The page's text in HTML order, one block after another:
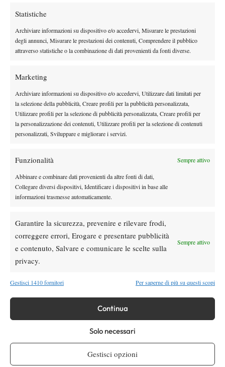
Statistiche
Archiviare informazioni su dispositivo e/o accedervi, Misurare le prestazioni
degli annunci, Misurare le prestazioni dei contenuti, Comprendere il pubblico
attraverso statistiche o la combinazione di dati provenienti da fonti diverse.
Marketing
Archiviare informazioni su dispositivo e/o accedervi, Utilizzare dati limitati per
la selezione della pubblicità, Creare profili per la pubblicità personalizzata,
Utilizzare profili per la selezione di pubblicità personalizzata, Creare profili per
la personalizzazione dei contenuti, Utilizzare profili per la selezione di contenuti
personalizzati, Sviluppare e migliorare i servizi.
Funzionalità Sempre attivo
Abbinare e combinare dati provenienti da altre fonti di dati,
Collegare diversi dispositivi, Identificare i dispositivi in base alle
informazioni trasmesse automaticamente.
Garantire la sicurezza, prevenire e rilevare frodi,
correggere errori, Erogare e presentare pubblicità
e contenuto, Salvare e comunicare le scelte sulla
privacy.
Sempre attivo
Gestisci 1410 fornitori Per saperne di più su questi scopi
Continua
Solo necessari
Gestisci opzioni
Facebook
X
Instagram
Testata giornalistica
Editore:VIBES MEDIA SRL
, P.iva 14250480960
ENTRY LIST
ATP